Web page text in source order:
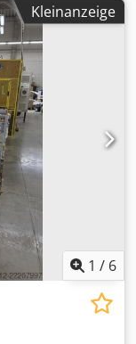
Kleinanzeige
1 / 6